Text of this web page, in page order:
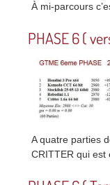
À mi-parcours
PHASE 6 (
A quatre parties
CRITTER qui est